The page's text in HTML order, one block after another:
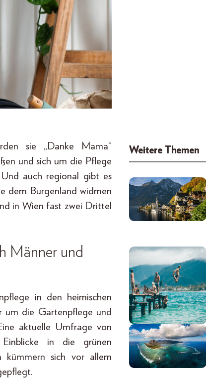
sie „Danke Mama“
und sich um die Pflege
auch regional gibt es
dem Burgenland widmen
in Wien fast zwei Drittel
Männer und
in den heimischen
um die Gartenpflege und
aktuelle Umfrage von
in die grünen
kümmern sich vor allem
Weitere Themen